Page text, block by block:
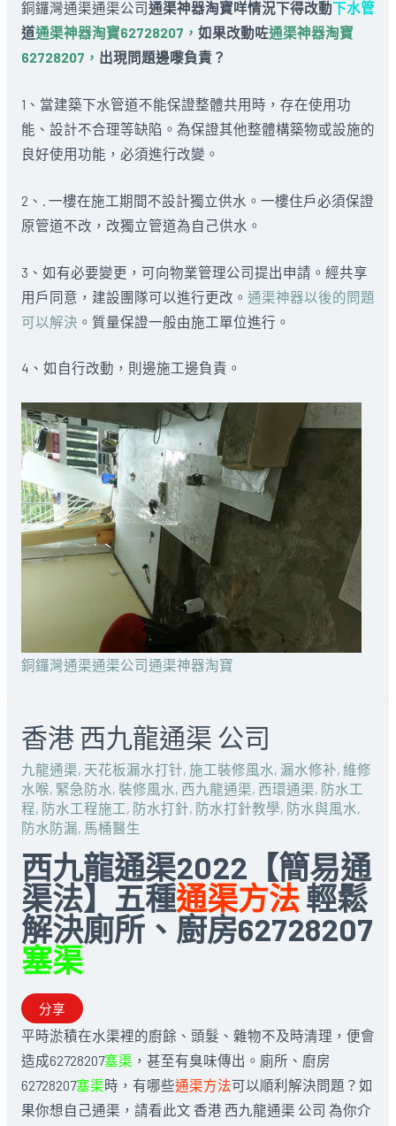
銅鑼灣通渠通渠公司通渠神器淘寶咩情況下得改動下水管
道通渠神器淘寶62728207， 如果改動咗通渠神器淘寶
62728207， 出現問題邊嚟負責？
1、當建築下水管道不能保證整體共用時，存在使用功
能、設計不合理等缺陷。為保證其他整體構築物或設施的
良好使用功能，必須進行改變。
2、. 一樓在施工期間不設計獨立供水。一樓住戶必須保證
原管道不改，改獨立管道為自己供水。
3、如有必要變更，可向物業管理公司提出申請。經共享
用戶同意，建設團隊可以進行更改。 通渠神器以後的問題
可以解決 。質量保證一般由施工單位進行。
4、如自行改動，則邊施工邊負責。
銅鑼灣通渠通渠公司通渠神器淘寶
香港 西九龍通渠 公司
九龍通渠, 天花板漏水打针, 施工裝修風水, 漏水修补, 維修
水喉, 緊急防水, 裝修風水, 西九龍通渠, 西環通渠, 防水工
程, 防水工程施工, 防水打針, 防水打針教學, 防水與風水,
防水防漏, 馬桶醫生
西九龍通渠2022【簡易通
渠法】五種通渠方法輕鬆
解決廁所、廚房62728207
塞渠
分享
平時淤積在水渠裡的廚餘、頭髮、雜物不及時清理，便會
造成62728207塞渠 ，甚至有臭味傳出。廁所、廚房
62728207塞渠時，有哪些通渠方法可以順利解決問題？如
果你想自己通渠，請看此文 香港 西九龍通渠 公司 為你介